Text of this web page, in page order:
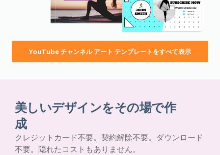
YouTube チャンネル アート テンプレートをすべて表示
美しいデザインをその場で作
成
クレジットカード不要。契約解除不要。ダウンロード
不要。隠れたコストもありません。